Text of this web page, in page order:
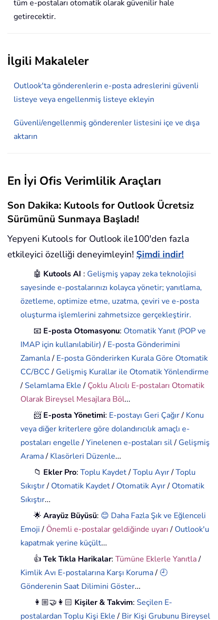
tüm e-postaları otomatik olarak güvenilir hale
getirecektir.
İlgili Makaleler
Outlook'ta gönderenlerin e-posta adreslerini güvenli
listeye veya engellenmiş listeye ekleyin
Güvenli/engellenmiş gönderenler listesini içe ve dışa
aktarın
En İyi Ofis Verimlilik Araçları
Son Dakika: Kutools for Outlook Ücretsiz
Sürümünü Sunmaya Başladı!
Yepyeni Kutools for Outlook ile100'den fazla
etkileyici özelliği deneyimleyin! Şimdi indir!
🤖 Kutools AI : Gelişmiş yapay zeka teknolojisi
sayesinde e-postalarınızı kolayca yönetir; yanıtlama,
özetleme, optimize etme, uzatma, çeviri ve e-posta
oluşturma işlemlerini zahmetsizce gerçekleştirir.
📧 E-posta Otomasyonu: Otomatik Yanıt (POP ve
IMAP için kullanılabilir)/ E-posta Gönderimini
Zamanla/ E-posta Gönderirken Kurala Göre Otomatik
CC/BCC/ Gelişmiş Kurallar ile Otomatik Yönlendirme
/ Selamlama Ekle/ Çoklu Alıcılı E-postaları Otomatik
Olarak Bireysel Mesajlara Böl...
📨 E-posta Yönetimi: E-postayı Geri Çağır/ Konu
veya diğer kriterlere göre dolandırıcılık amaçlı e-
postaları engelle/Yinelenen e-postaları sil/ Gelişmiş
Arama/ Klasörleri Düzenle...
📁 Ekler Pro:Toplu Kaydet/Toplu Ayır/Toplu
Sıkıştır/ Otomatik Kaydet/ Otomatik Ayır/ Otomatik
Sıkıştır...
🌟Arayüz Büyüsü: 😊 Daha Fazla Şık ve Eğlenceli
Emoji/ Önemli e-postalar geldiğinde uyarı/ Outlook'u
kapatmak yerine küçült...
👍Tek Tıkla Harikalar:Tümüne Eklerle Yanıtla/
Kimlik Avı E-postalarına Karşı Koruma/ 🕘
Gönderenin Saat Dilimini Göster...
👩🏼‍🤝‍👩🏻 Kişiler & Takvim: Seçilen E-
postalardan Toplu Kişi Ekle/ Bir Kişi Grubunu Bireysel